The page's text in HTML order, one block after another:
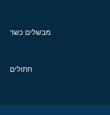
מבשלים כשר
חתולים